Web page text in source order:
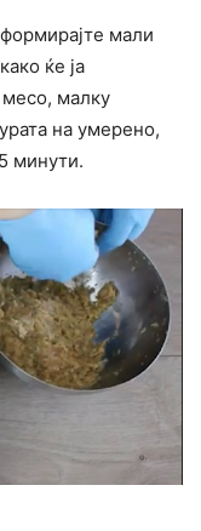
мали
ќе ја
малку
на умерено,
минути.